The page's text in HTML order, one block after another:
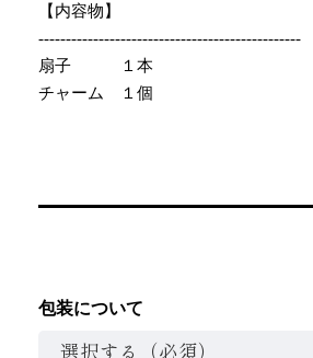
【内容物】
------------------------------------------------
扇子 １本
チャーム １個
包装について